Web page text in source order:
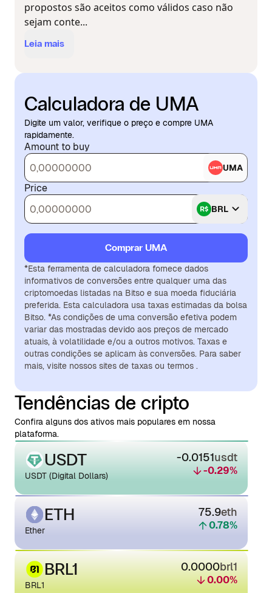
propostos são aceitos como válidos caso não
sejam conte...
Leia mais
Calculadora de UMA
Digite um valor, verifique o preço e compre UMA
rapidamente.
Amount to buy
UMA
Price
BRL
Comprar UMA
*Esta ferramenta de calculadora fornece dados
informativos de conversões entre qualquer uma das
criptomoedas listadas na Bitso e sua moeda fiduciária
preferida. Esta calculadora usa taxas estimadas da bolsa
Bitso. *As condições de uma conversão efetiva podem
variar das mostradas devido aos preços de mercado
atuais, à volatilidade e/ou a outros motivos. Taxas e
outras condições se aplicam às conversões. Para saber
mais, visite nossos sites de taxas ou termos .
Tendências de cripto
Confira alguns dos ativos mais populares em nossa
plataforma.
USDT
USDT (Digital Dollars)
-0.0151usdt
-0.29%
ETH
Ether
75.9eth
0.78%
BRL1
BRL1
0.0000brl1
0.00%